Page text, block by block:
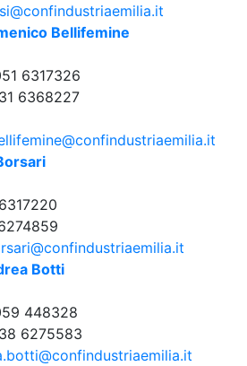
Bellifemine
6317326
6368227
Botti
448328
6275583